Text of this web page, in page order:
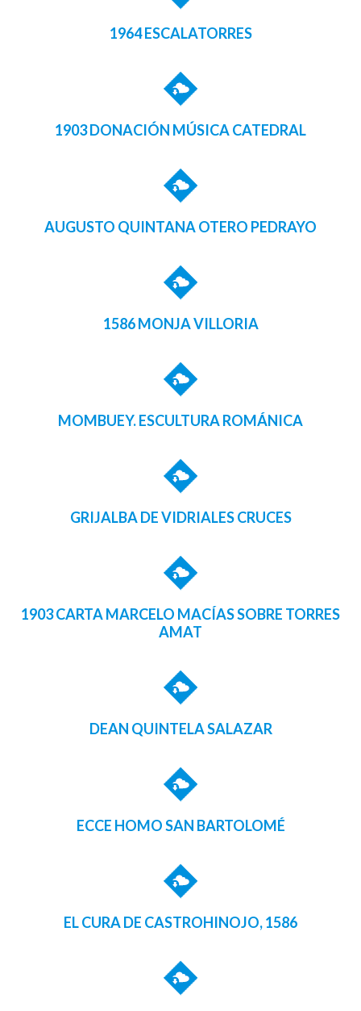
1964 ESCALATORRES
1903 DONACIÓN MÚSICA CATEDRAL
AUGUSTO QUINTANA OTERO PEDRAYO
1586 MONJA VILLORIA
MOMBUEY. ESCULTURA ROMÁNICA
GRIJALBA DE VIDRIALES CRUCES
1903 CARTA MARCELO MACÍAS SOBRE TORRES
AMAT
DEAN QUINTELA SALAZAR
ECCE HOMO SAN BARTOLOMÉ
EL CURA DE CASTROHINOJO, 1586